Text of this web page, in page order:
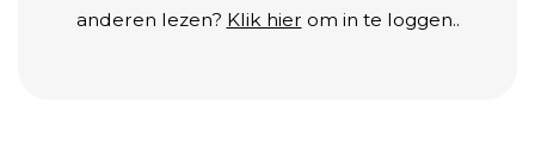
anderen lezen? Klik hier om in te loggen..